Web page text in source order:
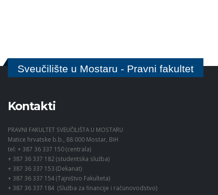
Sveučilište u Mostaru - Pravni fakultet
Kontakti
PRAVNI FAKULTET SVEUČILIŠTA U MOSTARU
Matice hrvatske b.b., 88 000 Mostar, BiH
tel: + 387 36 337 150 (centrala)
+ 387 36 337 182 (studentska služba)
+ 387 36 337 153 (Dekanat)
+ 387 36 337 154 (Tajništvo Fakulteta)
+ 387 36 337 184 (Služba za financije i računovodstvo)